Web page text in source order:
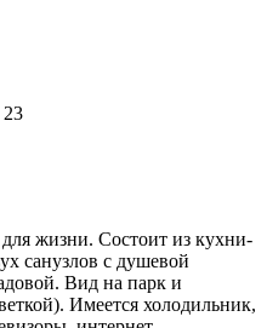
для жизни. Состоит из кухни-
санузлов с душевой
Вид на парк и
Имеется холодильник,